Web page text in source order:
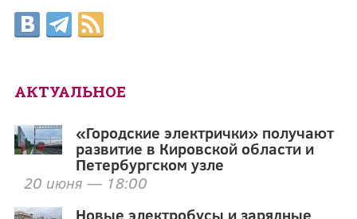
АКТУАЛЬНОЕ
«Городские электрички» получают
развитие в Кировской области и
Петербургском узле
20 июня — 18:00
Новые электробусы и зарядные